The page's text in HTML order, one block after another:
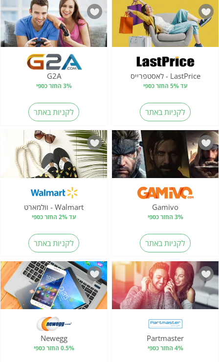
LastPrice - לאסטפרייס
עד 5% החזר כספי
לקניות באתר
G2A
3% החזר כספי
לקניות באתר
Gamivo
3% החזר כספי
לקניות באתר
Walmart - וולמארט
עד 2% החזר כספי
לקניות באתר
Partmaster
4% החזר כספי
Newegg
0.5% החזר כספי